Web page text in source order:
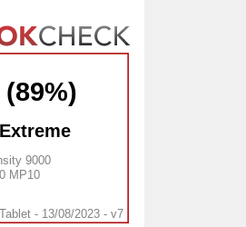
9000
MP10
Tablet - 13/08/2023 - v7